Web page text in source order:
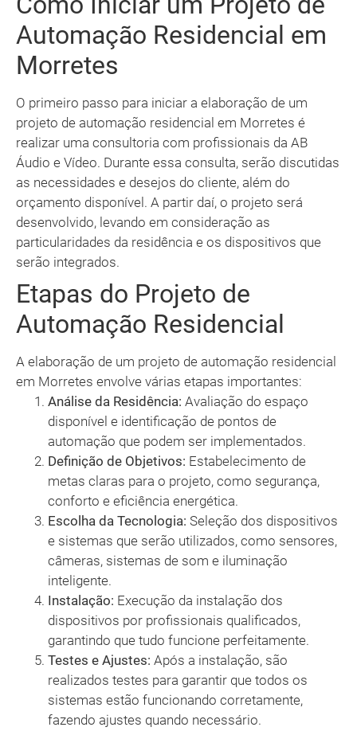
Automação Residencial em
Morretes
O primeiro passo para iniciar a elaboração de um
projeto de automação residencial em Morretes é
realizar uma consultoria com profissionais da AB
Áudio e Vídeo. Durante essa consulta, serão discutidas
as necessidades e desejos do cliente, além do
orçamento disponível. A partir daí, o projeto será
desenvolvido, levando em consideração as
particularidades da residência e os dispositivos que
serão integrados.
Etapas do Projeto de
Automação Residencial
A elaboração de um projeto de automação residencial
em Morretes envolve várias etapas importantes:
Análise da Residência: Avaliação do espaço
disponível e identificação de pontos de
automação que podem ser implementados.
Definição de Objetivos: Estabelecimento de
metas claras para o projeto, como segurança,
conforto e eficiência energética.
Escolha da Tecnologia: Seleção dos dispositivos
e sistemas que serão utilizados, como sensores,
câmeras, sistemas de som e iluminação
inteligente.
Instalação: Execução da instalação dos
dispositivos por profissionais qualificados,
garantindo que tudo funcione perfeitamente.
Testes e Ajustes: Após a instalação, são
realizados testes para garantir que todos os
sistemas estão funcionando corretamente,
fazendo ajustes quando necessário.